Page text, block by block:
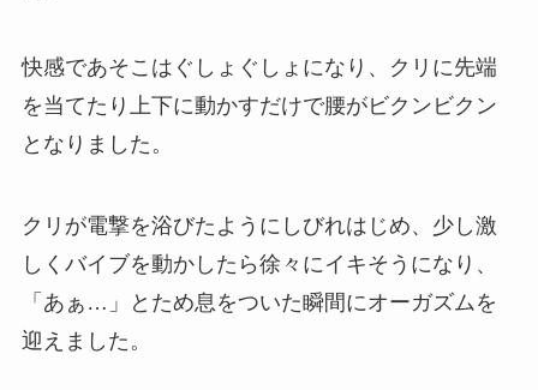
快感であそこはぐしょぐしょになり、クリに先端
を当てたり上下に動かすだけで腰がビクンビクン
となりました。
クリが電撃を浴びたようにしびれはじめ、少し激
しくバイブを動かしたら徐々にイキそうになり、
「あぁ…」とため息をついた瞬間にオーガズムを
迎えました。